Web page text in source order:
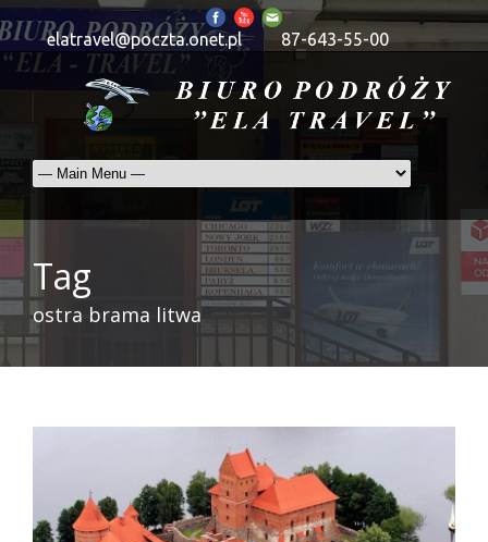
elatravel@poczta.onet.pl 87-643-55-00
Tag
ostra brama litwa